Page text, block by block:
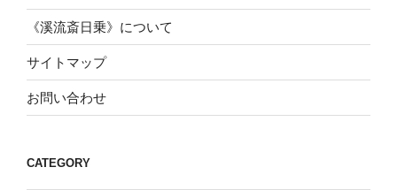
《溪流斎日乗》について
サイトマップ
お問い合わせ
CATEGORY